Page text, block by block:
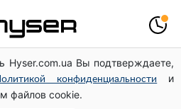
Hyser.com.ua Вы подтверждаете,
Политикой конфиденциальности
и
файлов cookie.
Конотопський вивів
через фіктивну фірму в